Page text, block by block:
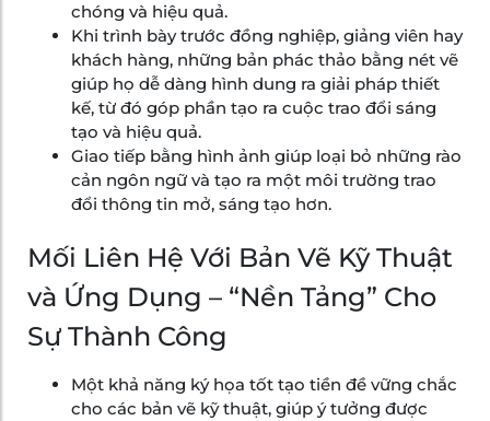
chóng và hiệu quả.
Khi trình bày trước đồng nghiệp, giảng viên hay
khách hàng, những bản phác thảo bằng nét vẽ
giúp họ dễ dàng hình dung ra giải pháp thiết
kế, từ đó góp phần tạo ra cuộc trao đổi sáng
tạo và hiệu quả.
Giao tiếp bằng hình ảnh giúp loại bỏ những rào
cản ngôn ngữ và tạo ra một môi trường trao
đổi thông tin mở, sáng tạo hơn.
Mối Liên Hệ Với Bản Vẽ Kỹ Thuật
và Ứng Dụng – “Nền Tảng” Cho
Sự Thành Công
Một khả năng ký họa tốt tạo tiền đề vững chắc
cho các bản vẽ kỹ thuật, giúp ý tưởng được